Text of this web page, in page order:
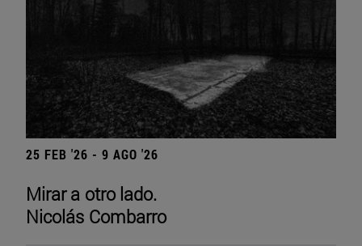
25 FEB '26 - 9 AGO '26
Mirar a otro lado.
Nicolás Combarro